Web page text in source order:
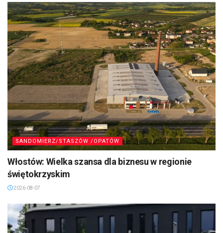
SANDOMIERZ/STASZÓW /OPATÓW
Włostów: Wielka szansa dla biznesu w regionie
świętokrzyskim
2026-08-07